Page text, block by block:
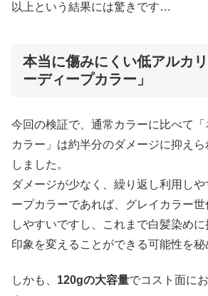
以上という結果には驚きです…
本当に傷みにくい低アルカ
ーディープカラー」
今回の検証で、通常カラーに比べて
カラー」は約半分のダメージに抑え
しました。
ダメージが少なく、繰り返し利用し
ープカラーであれば、グレイカラー
しやすいですし、これまで白髪染め
印象を変えることができる可能性を秘
しかも、 120gの大容量でコスト面に